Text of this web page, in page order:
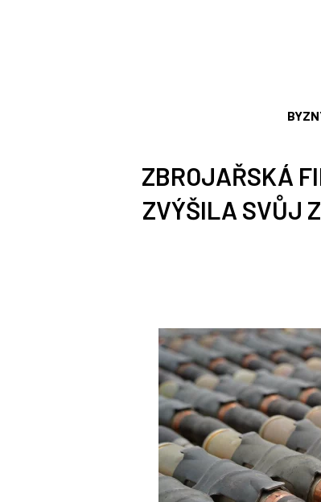
ZBROJAŘSKÁ
ZVÝŠILA SVŮJ